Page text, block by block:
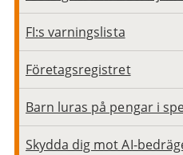
FI:s varningslista
Företagsregistret
Barn luras på pengar i
Skydda dig mot AI-